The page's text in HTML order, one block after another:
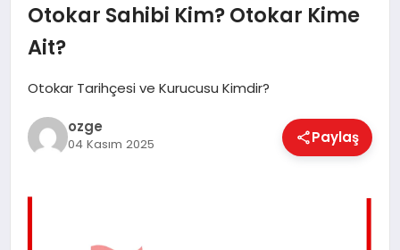
DÜNYA
EĞITIM
Otokar Sahibi Kim? Otokar Kime
Ait?
Otokar Tarihçesi ve Kurucusu Kimdir?
ozge
04 Kasım 2025 Paylaş